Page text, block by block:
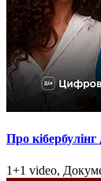
Про кібербулінг
1+1 video,